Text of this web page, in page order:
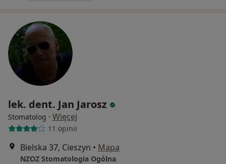
lek. dent. Jan Jarosz
Stomatolog · Więcej
11 opinii
Bielska 37, Cieszyn • Mapa
NZOZ Stomatologia Ogólna